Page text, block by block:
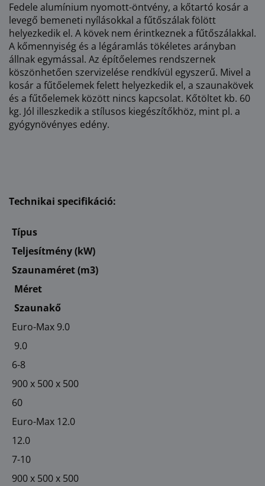
Fedele alumínium nyomott-öntvény, a kőtartó kosár a
levegő bemeneti nyílásokkal a fűtőszálak fölött
helyezkedik el. A kövek nem érintkeznek a fűtőszálakkal.
A kőmennyiség és a légáramlás tökéletes arányban
állnak egymással. Az építőelemes rendszernek
köszönhetően szervizelése rendkívül egyszerű. Mivel a
kosár a fűtőelemek felett helyezkedik el, a szaunakövek
és a fűtőelemek között nincs kapcsolat. Kőtöltet kb. 60
kg. Jól illeszkedik a stílusos kiegészítőkhöz, mint pl. a
gyógynövényes edény.
Technikai specifikáció:
Típus
Teljesítmény (kW)
Szaunaméret (m3)
Méret
Szaunakő
Euro-Max 9.0
9.0
6-8
900 x 500 x 500
60
Euro-Max 12.0
12.0
7-10
900 x 500 x 500